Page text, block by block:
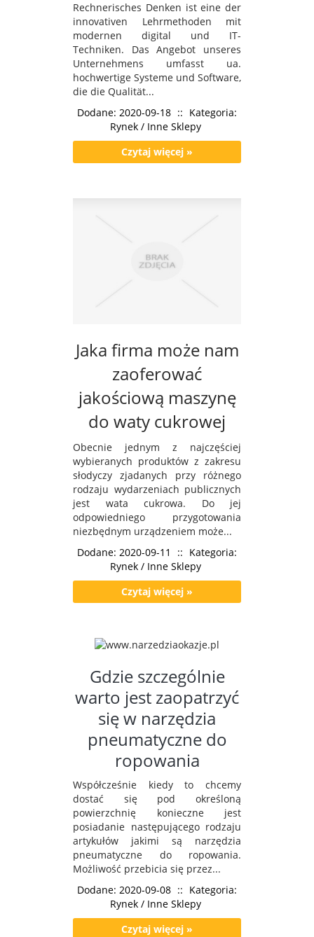
Rechnerisches Denken ist eine der
innovativen Lehrmethoden mit
modernen digital und IT-
Techniken. Das Angebot unseres
Unternehmens umfasst ua.
hochwertige Systeme und Software,
die die Qualität...
Dodane: 2020-09-18 :: Kategoria:
Rynek / Inne Sklepy
Czytaj więcej »
Jaka firma może nam
zaoferować
jakościową maszynę
do waty cukrowej
Obecnie jednym z najczęściej
wybieranych produktów z zakresu
słodyczy zjadanych przy różnego
rodzaju wydarzeniach publicznych
jest wata cukrowa. Do jej
odpowiedniego przygotowania
niezbędnym urządzeniem może...
Dodane: 2020-09-11
:: Kategoria:
Rynek / Inne Sklepy
Czytaj więcej »
Gdzie szczególnie
warto jest zaopatrzyć
się w narzędzia
pneumatyczne do
ropowania
Współcześnie kiedy to chcemy
dostać się pod określoną
powierzchnię konieczne jest
posiadanie następującego rodzaju
artykułów jakimi są narzędzia
pneumatyczne do ropowania.
Możliwość przebicia się przez...
Dodane: 2020-09-08 :: Kategoria:
Rynek / Inne Sklepy
Czytaj więcej »